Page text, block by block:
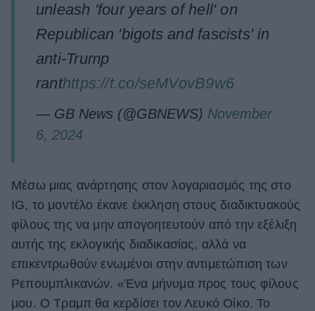
unleash 'four years of hell' on
Republican 'bigots and fascists' in
anti-Trump
ranthttps://t.co/seMVovB9w6
— GB News (@GBNEWS) November
6, 2024
Μέσω μιας ανάρτησης στον λογαριασμός της στο
IG, το μοντέλο έκανε έκκληση στους διαδικτυακούς
φίλους της να μην απογοητευτούν από την εξέλιξη
αυτής της εκλογικής διαδικασίας, αλλά να
επικεντρωθούν ενωμένοι στην αντιμετώπιση των
Ρεπουμπλικανών. «Ένα μήνυμα προς τους φίλους
μου. Ο Τραμπ θα κερδίσει τον Λευκό Οίκο. Το